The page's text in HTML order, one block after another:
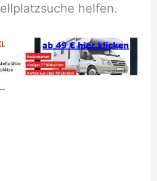
helfen.